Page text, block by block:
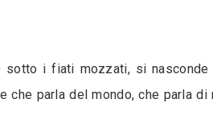
i fiati mozzati, si nasconde
che parla del mondo, che parla di